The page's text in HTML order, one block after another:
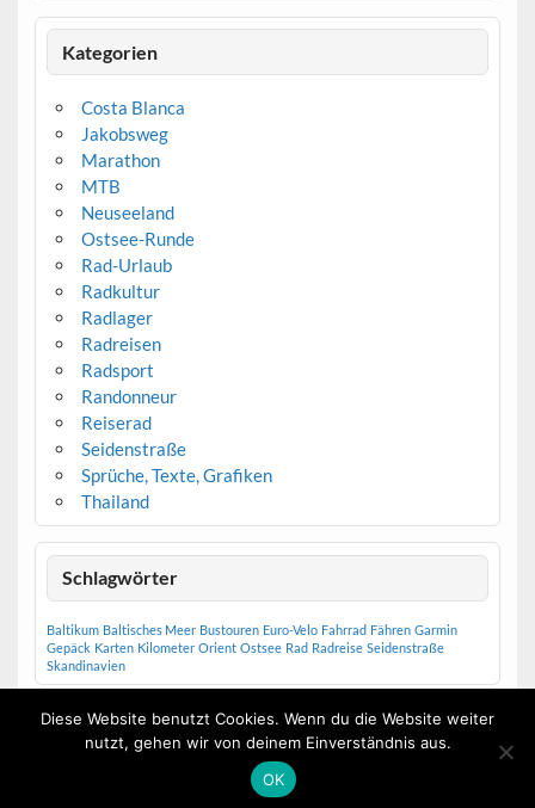
Kategorien
Costa Blanca
Jakobsweg
Marathon
MTB
Neuseeland
Ostsee-Runde
Rad-Urlaub
Radkultur
Radlager
Radreisen
Radsport
Randonneur
Reiserad
Seidenstraße
Sprüche, Texte, Grafiken
Thailand
Schlagwörter
Baltikum Baltisches Meer Bustouren Euro-Velo Fahrrad Fähren Garmin
Gepäck Karten Kilometer Orient Ostsee Rad Radreise Seidenstraße
Skandinavien
Erstellt mit WordPress
Diese Website benutzt Cookies. Wenn du die Website weiter
nutzt, gehen wir von deinem Einverständnis aus.
OK